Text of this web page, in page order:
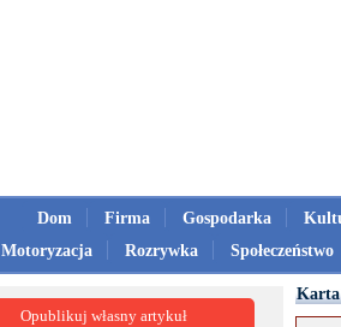
Dom Firma Gospodarka
Motoryzacja
Rozrywka Społeczeństwo
Karta
Opublikuj własny artykuł